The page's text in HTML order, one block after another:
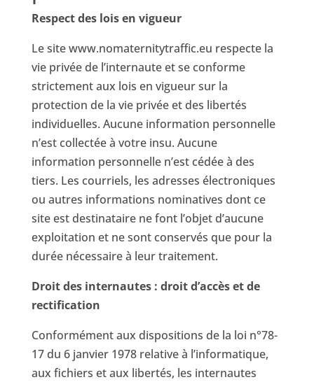
Respect des lois en vigueur
Le site www.nomaternitytraffic.eu respecte la
vie privée de l’internaute et se conforme
strictement aux lois en vigueur sur la
protection de la vie privée et des libertés
individuelles. Aucune information personnelle
n’est collectée à votre insu. Aucune
information personnelle n’est cédée à des
tiers. Les courriels, les adresses électroniques
ou autres informations nominatives dont ce
site est destinataire ne font l’objet d’aucune
exploitation et ne sont conservés que pour la
durée nécessaire à leur traitement.
Droit des internautes : droit d’accès et de
rectification
Conformément aux dispositions de la loi n°78-
17 du 6 janvier 1978 relative à l’informatique,
aux fichiers et aux libertés, les internautes